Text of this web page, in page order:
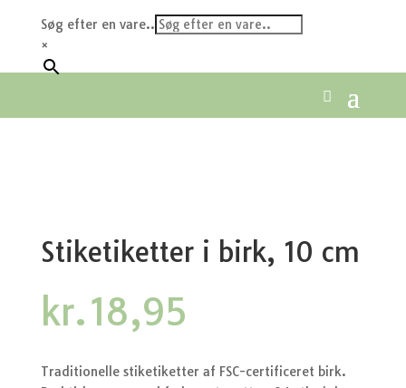
Søg efter en vare..
×
Stiketiketter i birk, 10 cm
kr.18,95
Traditionelle stiketiketter af FSC-certificeret birk.